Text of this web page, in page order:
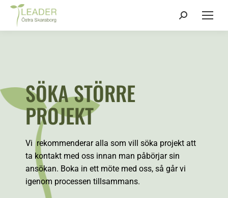
SÖKA STÖRRE
PROJEKT
Vi rekommenderar alla som vill söka projekt att
ta kontakt med oss innan man påbörjar sin
ansökan. Boka in ett möte med oss, så går vi
igenom processen tillsammans.